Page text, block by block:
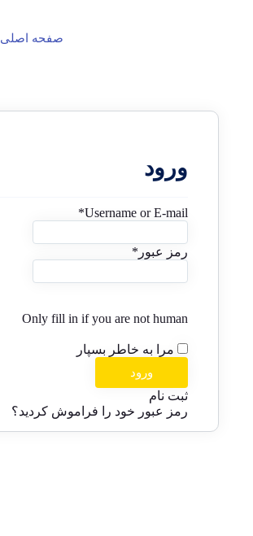
صفحه اصلی
ورود
Username or E-mail
*
رمز عبور *
Only fill in if you are not human
مرا به خاطر بسپار
ثبت نام
رمز عبور خود را فراموش کردید؟